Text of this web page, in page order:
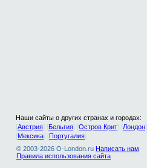
Наши сайты о других странах и городах:
[Австрия] [Бельгия] [Остров Крит] [Лондон]
[Мексика] [Португалия]
© 2003-2026 O-London.ru Написать нам
Правила использования сайта